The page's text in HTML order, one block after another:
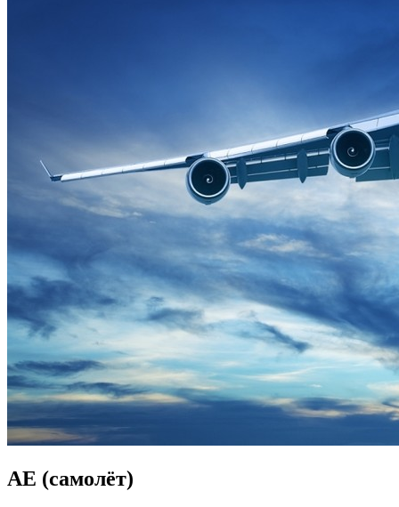
АЕ (самолёт)